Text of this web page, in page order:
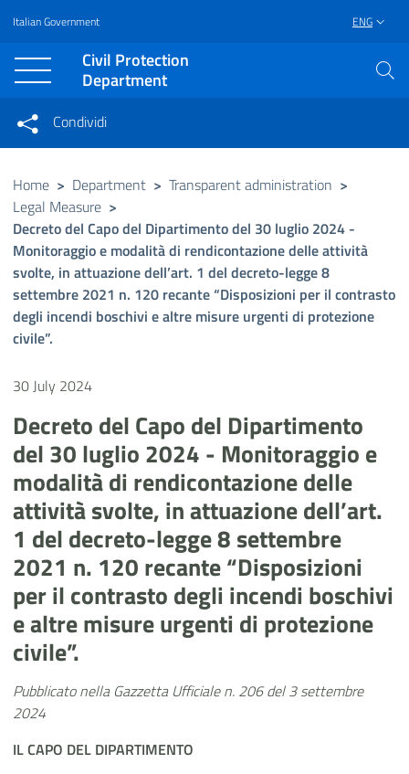
Vai al contenuto principale
Raggiungi il piè di pagina
Italian Government ENG
Civil Protection
Department
Condividi su Facebook
Condividi su Twitter
Condividi
Condividi sui social network
Home > Department > Transparent administration >
Legal Measure >
Decreto del Capo del Dipartimento del 30 luglio 2024 -
Monitoraggio e modalità di rendicontazione delle attività
svolte, in attuazione dell’art. 1 del decreto-legge 8
settembre 2021 n. 120 recante “Disposizioni per il contrasto
degli incendi boschivi e altre misure urgenti di protezione
civile”.
30 July 2024
Decreto del Capo del Dipartimento
del 30 luglio 2024 - Monitoraggio e
modalità di rendicontazione delle
attività svolte, in attuazione dell’art.
1 del decreto-legge 8 settembre
2021 n. 120 recante “Disposizioni
per il contrasto degli incendi boschivi
e altre misure urgenti di protezione
civile”.
Pubblicato nella Gazzetta Ufficiale n. 206 del 3 settembre
2024
IL CAPO DEL DIPARTIMENTO